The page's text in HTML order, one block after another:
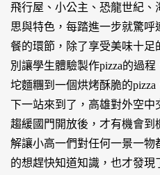
飛行屋、小公主、恐龍世紀、
思與特色，每踏進一步就驚呼
餐的環節，除了享受美味十足
別讓學生體驗製作pizza的過
坨麵糰到一個烘烤酥脆的
下一站來到了，高雄對外空
趨緩國門開放後，才有機會
解讓小高一們對任何一景一
的想趕快知道知識，也才發現